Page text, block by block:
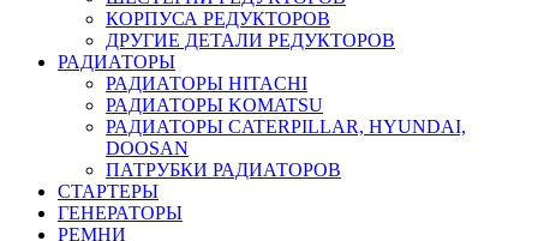
КОРПУСА РЕДУКТОРОВ
ДРУГИЕ ДЕТАЛИ РЕДУКТОРОВ
РАДИАТОРЫ
РАДИАТОРЫ HITACHI
РАДИАТОРЫ KOMATSU
РАДИАТОРЫ CATERPILLAR, HYUNDAI,
DOOSAN
ПАТРУБКИ РАДИАТОРОВ
СТАРТЕРЫ
ГЕНЕРАТОРЫ
РЕМНИ